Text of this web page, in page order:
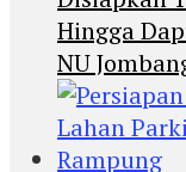
Hingga
NU